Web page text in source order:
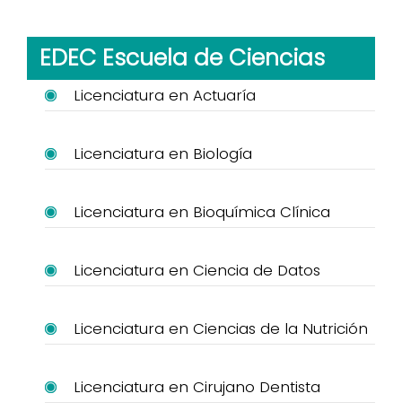
EDEC Escuela de Ciencias
Licenciatura en Actuaría
Licenciatura en Biología
Licenciatura en Bioquímica Clínica
Licenciatura en Ciencia de Datos
Licenciatura en Ciencias de la Nutrición
Licenciatura en Cirujano Dentista